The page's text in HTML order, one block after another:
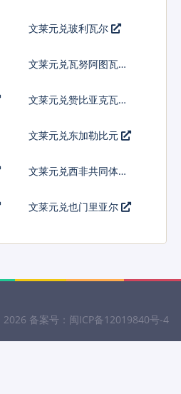
文莱元兑玻利瓦尔
文莱元兑瓦努阿图瓦图
文莱元兑赞比亚克瓦查
文莱元兑东加勒比元
文莱元兑西非共同体法
文莱元兑也门里亚尔
2026 备案号： 闽ICP备12019840号-4